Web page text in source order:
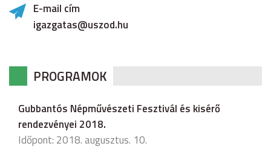
E-mail cím
igazgatas@uszod.hu
PROGRAMOK
Gubbantós Népművészeti Fesztivál és kisérő
rendezvényei 2018.
Időpont: 2018. augusztus. 10.